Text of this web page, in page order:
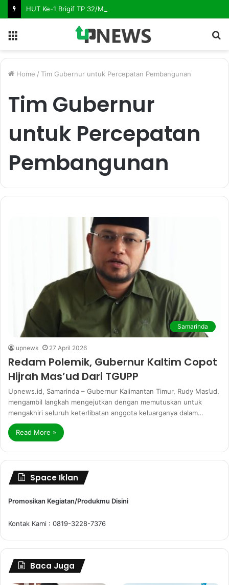
Home / Tim Gubernur untuk Percepatan Pembangunan
Tim Gubernur
untuk Percepatan
Pembangunan
Samarinda
upnews 27 April 2026
Redam Polemik, Gubernur Kaltim Copot
Hijrah Mas’ud Dari TGUPP
Upnews.id, Samarinda – Gubernur Kalimantan Timur, Rudy Mas’ud,
mengambil langkah mengejutkan dengan memutuskan untuk
mengakhiri seluruh keterlibatan anggota keluarganya dalam…
Read More »
Space Iklan
Promosikan Kegiatan/Produkmu Disini
Kontak Kami : 0819-3228-7376
Baca Juga